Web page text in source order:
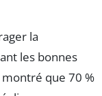
la
les bonnes
que 70 %